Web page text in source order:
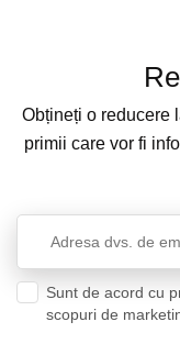
Obțineți o reducere
primii care vor fi
Sunt de acord cu
scopuri de